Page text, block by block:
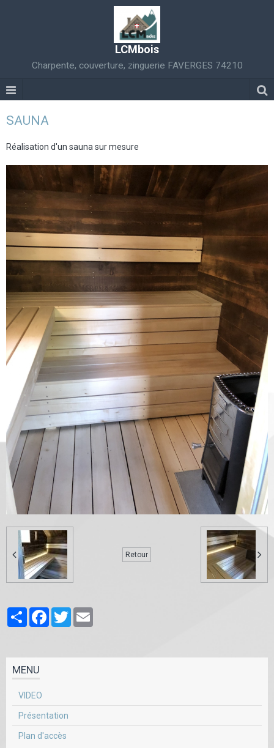
LCMbois
Charpente, couverture, zinguerie FAVERGES 74210
SAUNA
Réalisation d'un sauna sur mesure
Retour
PartagerFacebookTwitter
MENU
VIDEO
Présentation
Plan d'accès